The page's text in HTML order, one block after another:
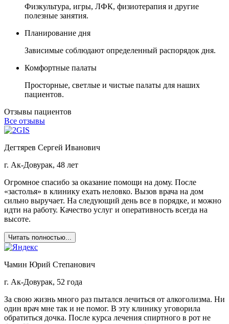
Физкультура, игры, ЛФК, физиотерапия и другие
полезные занятия.
Планирование дня
Зависимые соблюдают определенный распорядок дня.
Комфортные палаты
Просторные, светлые и чистые палаты для наших
пациентов.
Отзывы пациентов
Все отзывы
Дегтярев Сергей Иванович
г. Ак-Довурак, 48 лет
Огромное спасибо за оказание помощи на дому. После
«застолья» в клинику ехать неловко. Вызов врача на дом
сильно выручает. На следующий день все в порядке, и можно
идти на работу. Качество услуг и оперативность всегда на
высоте.
Читать полностью...
Чамин Юрий Степанович
г. Ак-Довурак, 52 года
За свою жизнь много раз пытался лечиться от алкоголизма. Ни
один врач мне так и не помог. В эту клинику уговорила
обратиться дочка. После курса лечения спиртного в рот не